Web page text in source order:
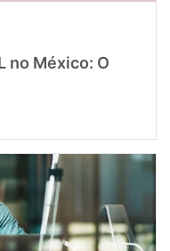
no México: O